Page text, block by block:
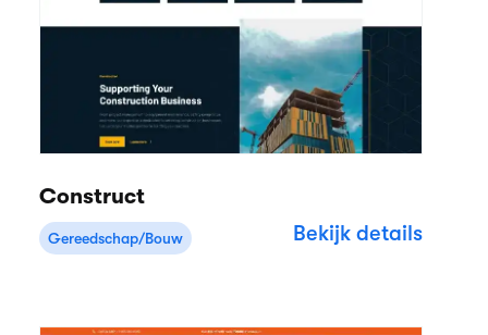
Construct
Gereedschap/Bouw Bekijk details